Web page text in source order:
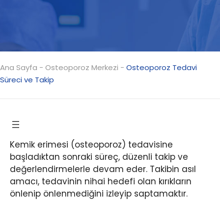
Ana Sayfa - Osteoporoz Merkezi - Osteoporoz Tedavi
Süreci ve Takip
Kemik erimesi (osteoporoz) tedavisine
başladıktan sonraki süreç, düzenli takip ve
değerlendirmelerle devam eder. Takibin asıl
amacı, tedavinin nihai hedefi olan kırıkların
önlenip önlenmediğini izleyip saptamaktır.